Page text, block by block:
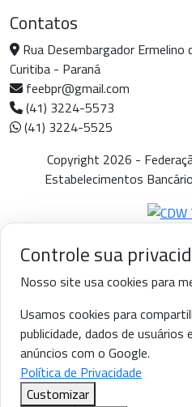
Contatos
Rua Desembargador
Curitiba - Paraná
feebpr@gmail.com
(41) 3224-5573
(41) 3224-5525
Copyright 2026 -
Estabelecimentos
Controle sua
Nosso site usa cookies para
Usamos cookies para
publicidade, dados de usuários
anúncios com o Google.
Política de Privacidade
Customizar